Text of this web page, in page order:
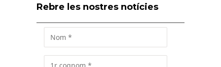
Rebre les nostres notícies